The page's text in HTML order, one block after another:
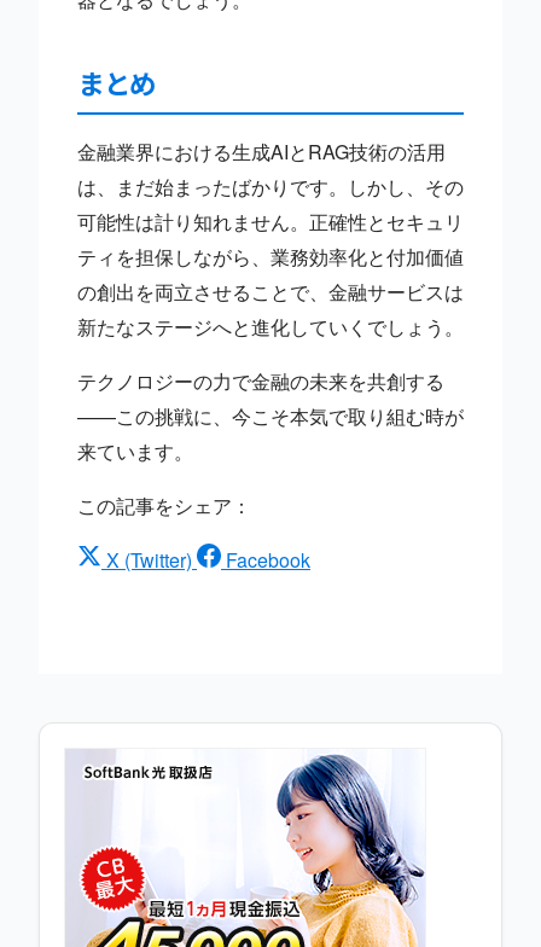
まとめ
金融業界における生成AIとRAG技術の活用
は、まだ始まったばかりです。しかし、その
可能性は計り知れません。正確性とセキュリ
ティを担保しながら、業務効率化と付加価値
の創出を両立させることで、金融サービスは
新たなステージへと進化していくでしょう。
テクノロジーの力で金融の未来を共創する
——この挑戦に、今こそ本気で取り組む時が
来ています。
この記事をシェア：
X (Twitter)
Facebook